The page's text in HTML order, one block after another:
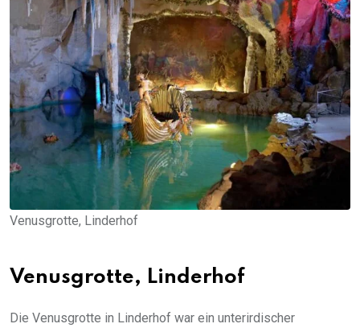
Venusgrotte, Linderhof
Venusgrotte, Linderhof
Die Venusgrotte in Linderhof war ein unterirdischer